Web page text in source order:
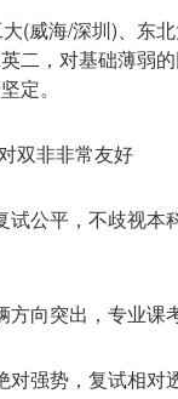
(威海/深圳)、东
二，对基础薄弱
定。
双非非常友好
公平，不歧视
向突出，专业
强势，复试相对